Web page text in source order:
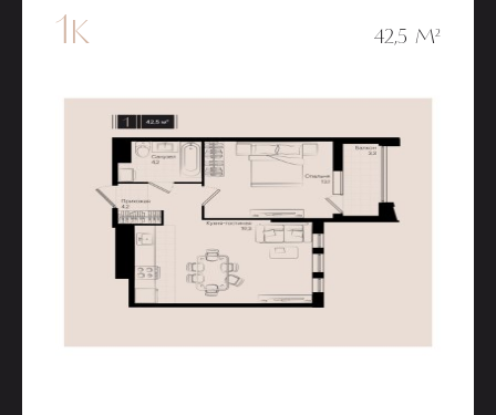
1к 42,5 М²